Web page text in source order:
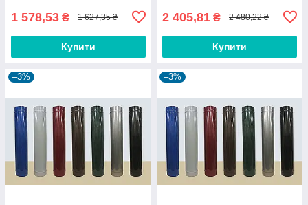
1 578,53 ₴ 1 627,35 ₴
Купити
2 405,81 ₴ 2 480,22 ₴
Купити
–3% –3%